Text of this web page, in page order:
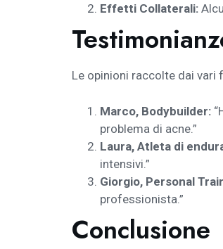
Effetti Collaterali:
Le opinioni raccolte dai vari
Marco, Bodybuilder:
problema di acne.”
Laura, Atleta di
intensivi.”
Giorgio, Personal
professionista.”
Conclusione